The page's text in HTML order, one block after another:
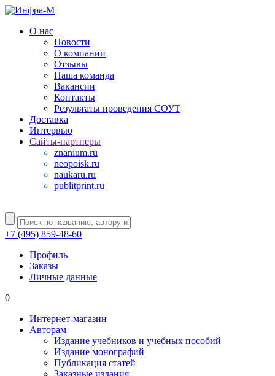
О нас
Новости
О компании
Отзывы
Наша команда
Вакансии
Контакты
Результаты проведения СОУТ
Доставка
Интервью
Сайты-партнеры
znanium.ru
neopoisk.ru
naukaru.ru
publitprint.ru
+7 (495) 859-48-60
Профиль
Заказы
Личные данные
0
Интернет-магазин
Авторам
Издание учебников и учебных пособий
Издание монографий
Публикация статей
Заказные издания